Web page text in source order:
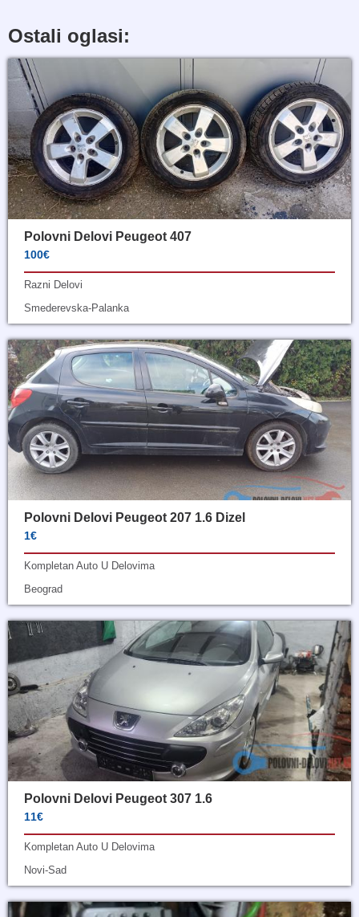
Ostali oglasi:
Polovni Delovi Peugeot 407
100€
Razni Delovi
Smederevska-Palanka
Polovni Delovi Peugeot 207 1.6 Dizel
1€
Kompletan Auto U Delovima
Beograd
Polovni Delovi Peugeot 307 1.6
11€
Kompletan Auto U Delovima
Novi-Sad